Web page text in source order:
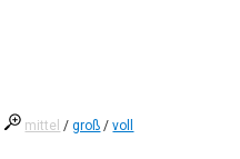
mittel /groß /voll